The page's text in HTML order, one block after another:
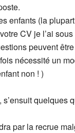
enfants (la
CV je l’ai
peuvent
nécessité un
non ! )
quelques
par la recrue